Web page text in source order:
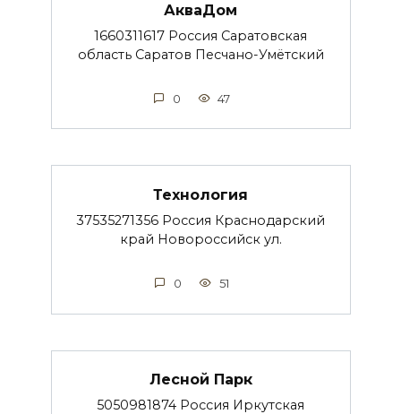
АкваДом
1660311617 Россия Саратовская
область Саратов Песчано-Умётский
0 47
Технология
37535271356 Россия Краснодарский
край Новороссийск ул.
0 51
Лесной Парк
5050981874 Россия Иркутская